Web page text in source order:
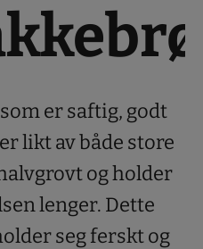
er saftig, godt
likt av både store
og holder
lenger. Dette
seg ferskt og